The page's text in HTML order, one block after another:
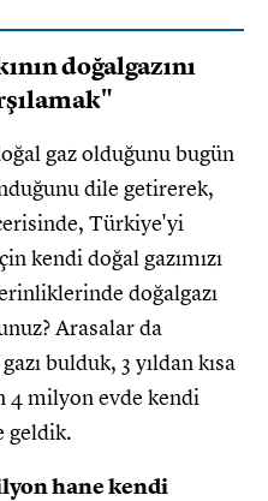
doğalgazını
gaz olduğunu bugün
dile getirerek,
Türkiye'yi
kendi doğal gazımızı
doğalgazı
Arasalar da
bulduk, 3 yıldan kısa
4 milyon evde kendi
geldik.
hane kendi